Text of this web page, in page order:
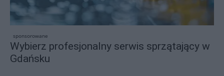
sponsorowane
Wybierz profesjonalny serwis sprzątający w
Gdańsku